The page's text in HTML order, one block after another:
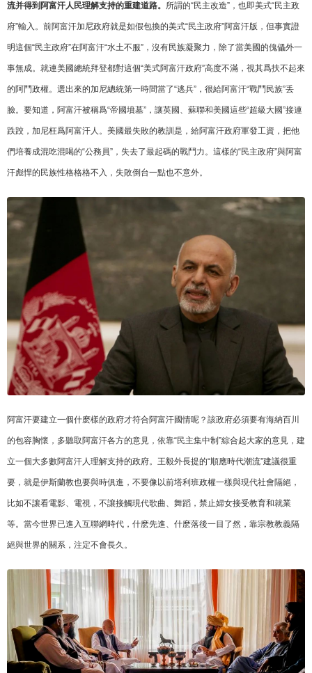
流并得到阿富汗人民理解支持的重建道路。 所謂的“民主改造”，也即美式“民主政
府”輸入。前阿富汗加尼政府就是如假包換的美式“民主政府”阿富汗版，但事實證
明這個“民主政府”在阿富汗“水土不服”，沒有民族凝聚力，除了當美國的傀儡外一
事無成。就連美國總統拜登都對這個“美式阿富汗政府”高度不滿，視其爲扶不起來
的阿鬥政權。選出來的加尼總統第一時間當了“逃兵”，很給阿富汗“戰鬥民族”丢
臉。要知道，阿富汗被稱爲“帝國墳墓”，讓英國、蘇聯和美國這些“超級大國”接連
跌跤，加尼枉爲阿富汗人。美國最失敗的教訓是，給阿富汗政府軍發工資，把他
們培養成混吃混喝的“公務員”，失去了最起碼的戰鬥力。這樣的“民主政府”與阿富
汗彪悍的民族性格格格不入，失敗倒台一點也不意外。
阿富汗要建立一個什麽樣的政府才符合阿富汗國情呢？該政府必須要有海納百川
的包容胸懷，多聽取阿富汗各方的意見，依靠“民主集中制”綜合起大家的意見，建
立一個大多數阿富汗人理解支持的政府。王毅外長提的“順應時代潮流”建議很重
要，就是伊斯蘭教也要與時俱進，不要像以前塔利班政權一樣與現代社會隔絕，
比如不讓看電影、電視，不讓接觸現代歌曲、舞蹈，禁止婦女接受教育和就業
等。當今世界已進入互聯網時代，什麽先進、什麽落後一目了然，靠宗教教義隔
絕與世界的關系，注定不會長久。